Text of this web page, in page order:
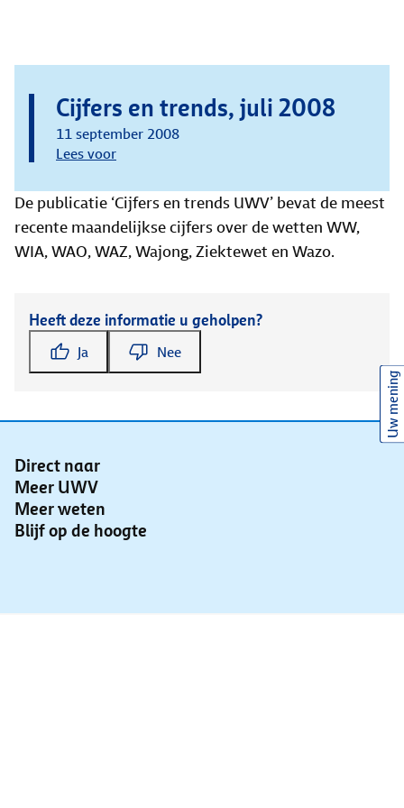
Cijfers en trends, juli 2008
11 september 2008
Lees voor
De publicatie ‘Cijfers en trends UWV’ bevat de meest
recente maandelijkse cijfers over de wetten WW,
WIA, WAO, WAZ, Wajong, Ziektewet en Wazo.
Heeft deze informatie u geholpen?
Ja Nee
Direct naar
Meer UWV
Meer weten
Blijf op de hoogte
Uw mening